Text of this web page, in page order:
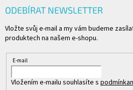
ODEBÍRAT NEWSLETTER
Vložte svůj e-mail a my vám budeme
produktech na našem e-shopu.
E-mail
Vložením e-mailu souhlasíte s